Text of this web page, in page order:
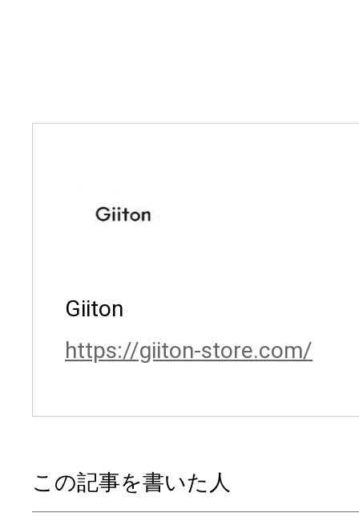
Giiton
https://giiton-store.com/
この記事を書いた人